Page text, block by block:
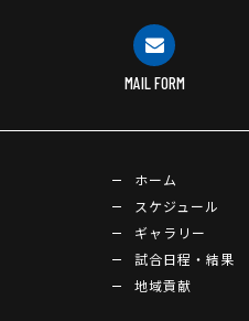
MAIL FORM
ホーム
スケジュール
ギャラリー
試合日程・結果
地域貢献